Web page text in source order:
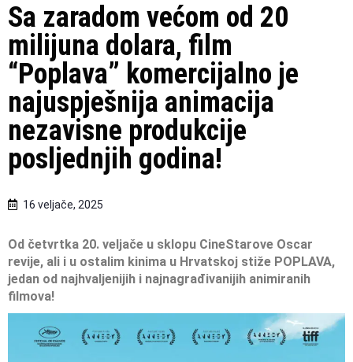
Sa zaradom većom od 20
milijuna dolara, film
“Poplava” komercijalno je
najuspješnija animacija
nezavisne produkcije
posljednjih godina!
16 veljače, 2025
Od četvrtka 20. veljače u sklopu CineStarove Oscar
revije, ali i u ostalim kinima u Hrvatskoj stiže POPLAVA,
jedan od najhvaljenijih i najnagrađivanijih animiranih
filmova!